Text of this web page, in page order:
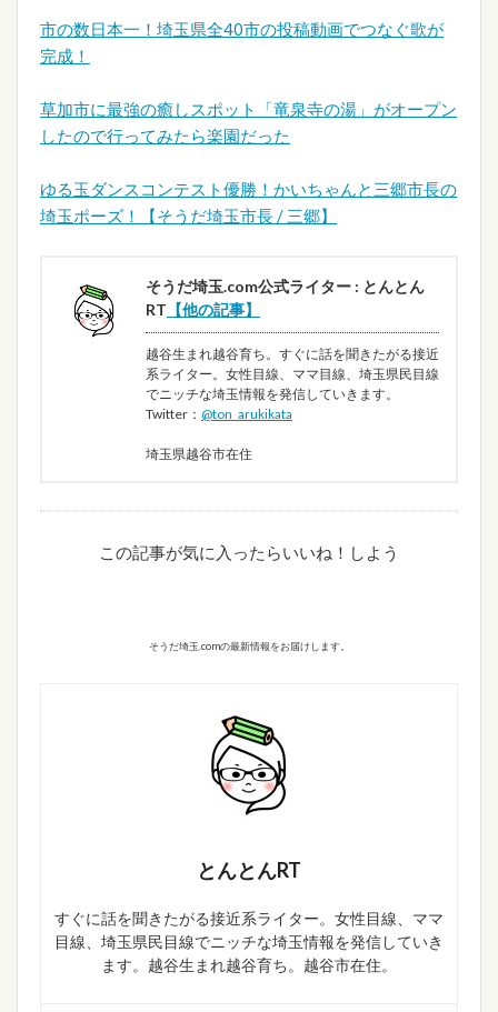
市の数日本一！埼玉県全40市の投稿動画でつなぐ歌が
完成！
草加市に最強の癒しスポット「竜泉寺の湯」がオープン
したので行ってみたら楽園だった
ゆる玉ダンスコンテスト優勝！かいちゃんと三郷市長の
埼玉ポーズ！【そうだ埼玉市長 / 三郷】
そうだ埼玉.com公式ライター : とんとん
RT 【他の記事】
越谷生まれ越谷育ち。すぐに話を聞きたがる接近
系ライター。女性目線、ママ目線、埼玉県民目線
でニッチな埼玉情報を発信していきます。
Twitter： @ton_arukikata
埼玉県越谷市在住
この記事が気に入ったらいいね！しよう
そうだ埼玉.comの最新情報をお届けします。
とんとんRT
すぐに話を聞きたがる接近系ライター。女性目線、ママ
目線、埼玉県民目線でニッチな埼玉情報を発信していき
ます。越谷生まれ越谷育ち。越谷市在住。